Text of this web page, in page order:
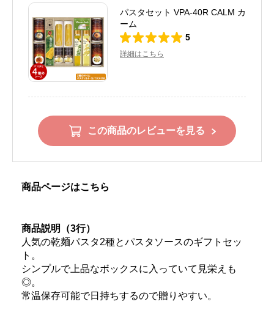
パスタセット VPA-40R CALM カ
ーム
5
詳細はこちら
この商品のレビューを見る
商品ページはこちら
商品説明（3行）
人気の乾麺パスタ2種とパスタソースのギフトセッ
ト。
シンプルで上品なボックスに入っていて見栄えも
◎。
常温保存可能で日持ちするので贈りやすい。